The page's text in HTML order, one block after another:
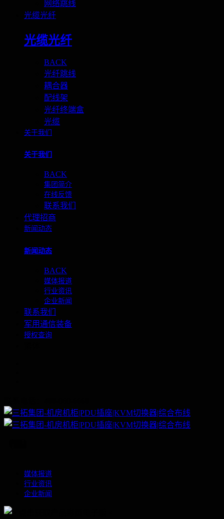
网络跳线
光缆光纤
光缆光纤
BACK
光纤跳线
耦合器
配线架
光纤终端盒
光缆
关于我们
关于我们
BACK
集团简介
在线反馈
联系我们
代理招商
新闻动态
新闻动态
BACK
媒体报道
行业资讯
企业新闻
联系我们
军用通信装备
授权查询
媒体报道
行业资讯
企业新闻